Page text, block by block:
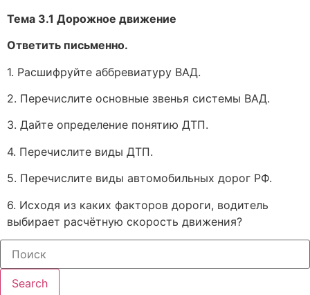
Тема 3.1 Дорожное движение
Ответить письменно.
1. Расшифруйте аббревиатуру ВАД.
2. Перечислите основные звенья системы ВАД.
3. Дайте определение понятию ДТП.
4. Перечислите виды ДТП.
5. Перечислите виды автомобильных дорог РФ.
6. Исходя из каких факторов дороги, водитель
выбирает расчётную скорость движения?
Search